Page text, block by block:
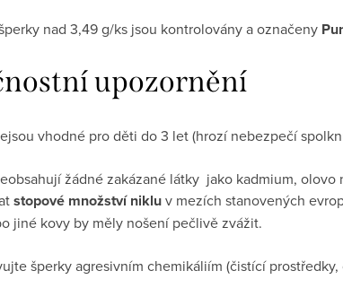
nad 3,49 g/ks jsou kontrolovány a označeny
upozornění
vhodné pro děti do 3 let (hrozí nebezpečí
žádné zakázané látky jako kadmium,
stopové množství nikluv mezích stanovených
jiné kovy by měly nošení pečlivě zvážit.
šperky agresivním chemikáliím (čistící